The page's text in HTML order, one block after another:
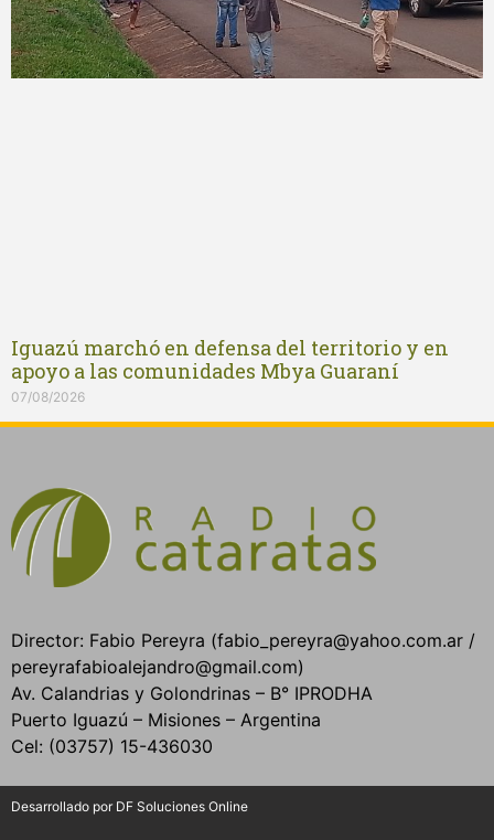
Iguazú marchó en defensa del territorio y en
apoyo a las comunidades Mbya Guaraní
07/08/2026
Director: Fabio Pereyra (fabio_pereyra@yahoo.com.ar /
pereyrafabioalejandro@gmail.com)
Av. Calandrias y Golondrinas – B° IPRODHA
Puerto Iguazú – Misiones – Argentina
Cel: (03757) 15-436030
Desarrollado por DF Soluciones Online